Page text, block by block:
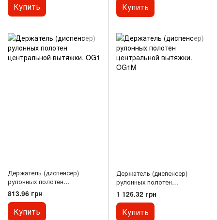
Купить Купить
Держатель (диспенсер)
рулонных полотен
центральной вытяжки. OG1
813.96 грн
Купить
Держатель (диспенсер)
рулонных полотен
центральной вытяжки. OG1M
1 126.32 грн
Купить